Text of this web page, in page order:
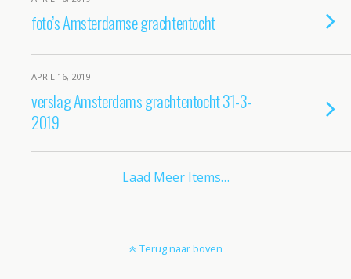
foto’s Amsterdamse grachtentocht
APRIL 16, 2019
verslag Amsterdams grachtentocht 31-3-
2019
Laad Meer Items…
Terug naar boven